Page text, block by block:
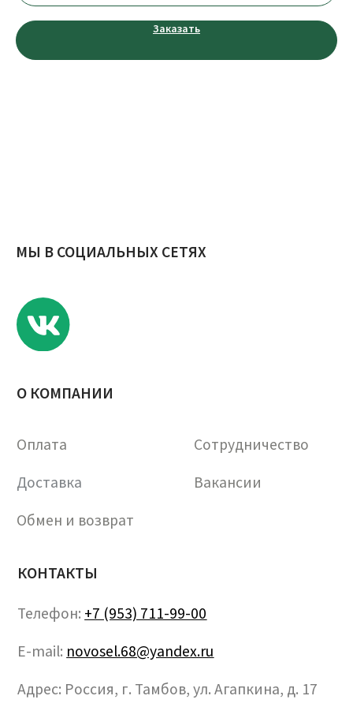
Заказать
Телефон:
E-mail:novosel.68@yandex.ru
КОНТАКТЫ